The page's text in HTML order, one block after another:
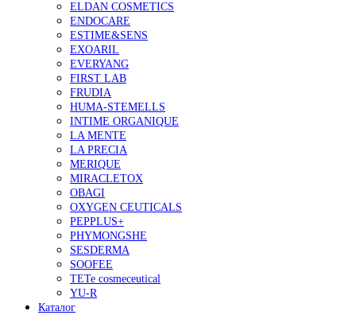
ELDAN COSMETICS
ENDOCARE
ESTIME&SENS
EXOARIL
EVERYANG
FIRST LAB
FRUDIA
HUMA-STEMELLS
INTIME ORGANIQUE
LA MENTE
LA PRECIA
MERIQUE
MIRACLETOX
OBAGI
OXYGEN CEUTICALS
PEPPLUS+
PHYMONGSHE
SESDERMA
SOOFEE
TETe cosmeceutical
YU-R
Каталог